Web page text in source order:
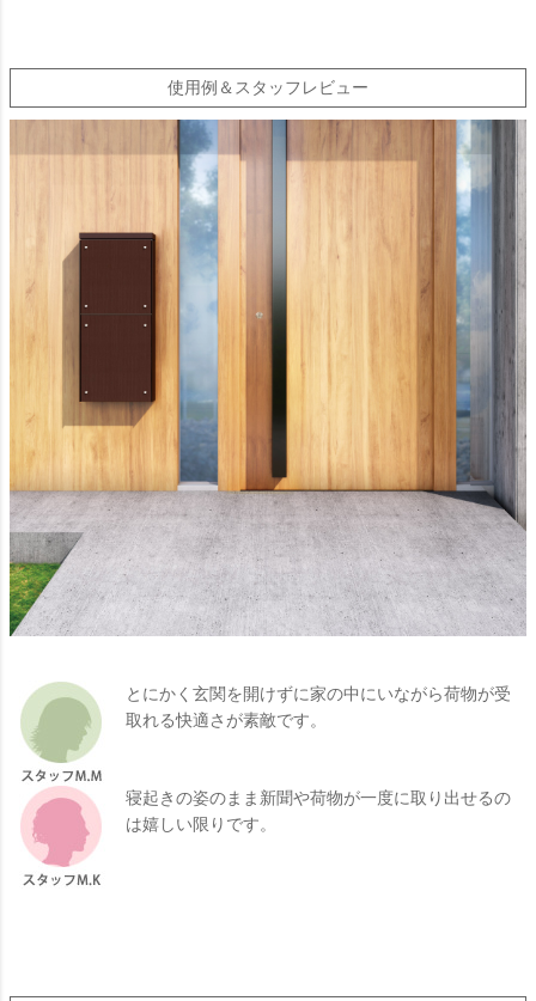
使用例＆スタッフレビュー
とにかく玄関を開けずに家の中にいながら荷物が受
取れる快適さが素敵です。
寝起きの姿のまま新聞や荷物が一度に取り出せるの
は嬉しい限りです。